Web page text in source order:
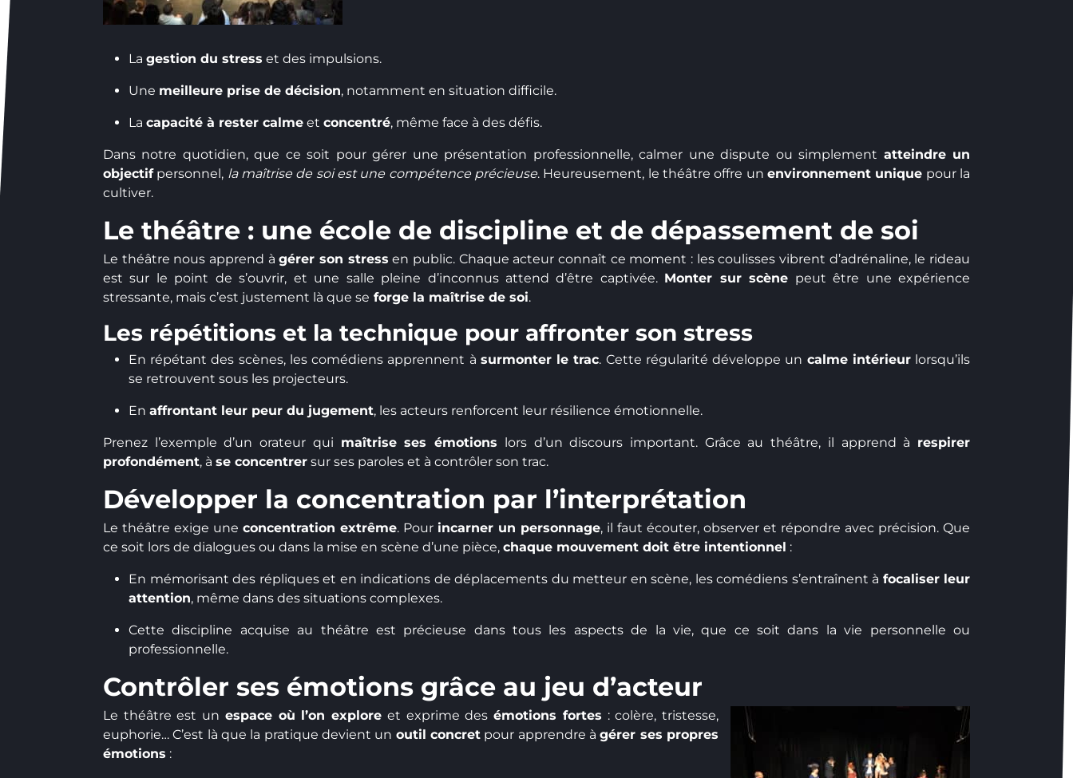
La gestion du stress et des impulsions.
Une meilleure prise de décision, notamment en situation difficile.
La capacité à rester calme et concentré, même face à des défis.
Dans notre quotidien, que ce soit pour gérer une présentation professionnelle, calmer une dispute ou simplement atteindre un
objectifpersonnel, la maîtrise de soi est une compétence précieuse. Heureusement, le théâtre offre unenvironnement unique pour la
cultiver.
Le théâtre : une école de discipline et de dépassement de soi
Le théâtre nous apprend àgérer son stress en public. Chaque acteur connaît ce moment : les coulisses vibrent d’adrénaline, le rideau
est sur le point de s’ouvrir, et une salle pleine d’inconnus attend d’être captivée. Monter sur scène peut être une expérience
stressante, mais c’est justement là que se forge la maîtrise de soi.
Les répétitions et la technique pour affronter son stress
En répétant des scènes, les comédiens apprennent à surmonter le trac. Cette régularité développe un calme intérieurlorsqu’ils
se retrouvent sous les projecteurs.
En affrontant leur peur du jugement, les acteurs renforcent leur résilience émotionnelle.
Prenez l’exemple d’un orateur qui maîtrise ses émotions lors d’un discours important. Grâce au théâtre, il apprend à respirer
profondément, à se concentrer sur ses paroles et à contrôler son trac.
Développer la concentration par l’interprétation
Le théâtre exige une concentration extrême. Pour incarner un personnage, il faut écouter, observer et répondre avec précision. Que
ce soit lors de dialogues ou dans la mise en scène d’une pièce, chaque mouvement doit être intentionnel :
En mémorisant des répliques et en indications de déplacements du metteur en scène, les comédiens s’entraînent à focaliser leur
attention, même dans des situations complexes.
Cette discipline acquise au théâtre est précieuse dans tous les aspects de la vie, que ce soit dans la vie personnelle ou
professionnelle.
Contrôler ses émotions grâce au jeu d’acteur
Le théâtre est un espace où l’on explore et exprime desémotions fortes : colère, tristesse,
euphorie… C’est là que la pratique devient un outil concret pour apprendre àgérer ses propres
émotions :